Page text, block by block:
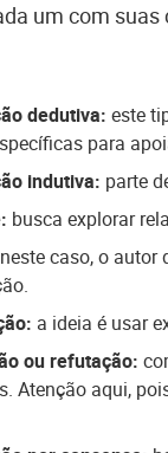
um com
dedutiva: este
para
indutiva: parte
busca explorar
caso, o
a ideia é usar
ou refutação:
Atenção aqui,